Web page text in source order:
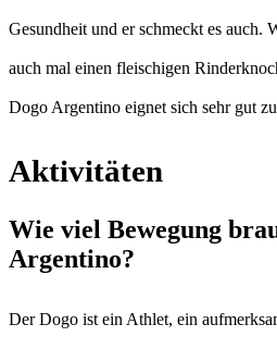
Gesundheit und er schmeckt es auch.
auch mal einen fleischigen
Dogo Argentino eignet sich sehr gut
Aktivitäten
Wie viel Bewegung
Argentino?
Der Dogo ist ein Athlet, ein